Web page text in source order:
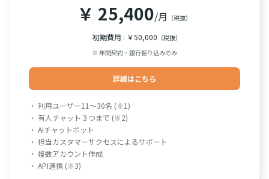
￥ 25,400/月 （税抜）
初期費用 : ￥50,000 （税抜）
※ 年間契約・銀行振り込みのみ
詳細はこちら
・ 利用ユーザー11～30名 (※1)
・ 有人チャット３つまで (※2)
・ AIチャットボット
・ 担当カスタマーサクセスによるサポート
・ 複数アカウント作成
・ API連携 (※3)